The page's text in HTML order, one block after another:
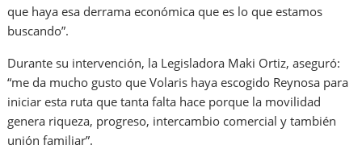
que haya esa derrama económica que es lo que estamos
buscando”.
Durante su intervención, la Legisladora Maki Ortiz, aseguró:
“me da mucho gusto que Volaris haya escogido Reynosa para
iniciar esta ruta que tanta falta hace porque la movilidad
genera riqueza, progreso, intercambio comercial y también
unión familiar”.